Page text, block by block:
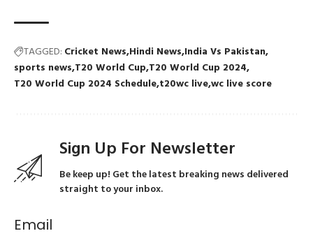
TAGGED: Cricket News Hindi News India Vs Pakistan
sports news T20 World Cup T20 World Cup 2024
T20 World Cup 2024 Schedule t20wc livewc live score
Sign Up For Newsletter
Be keep up! Get the latest breaking news delivered
straight to your inbox.
Email